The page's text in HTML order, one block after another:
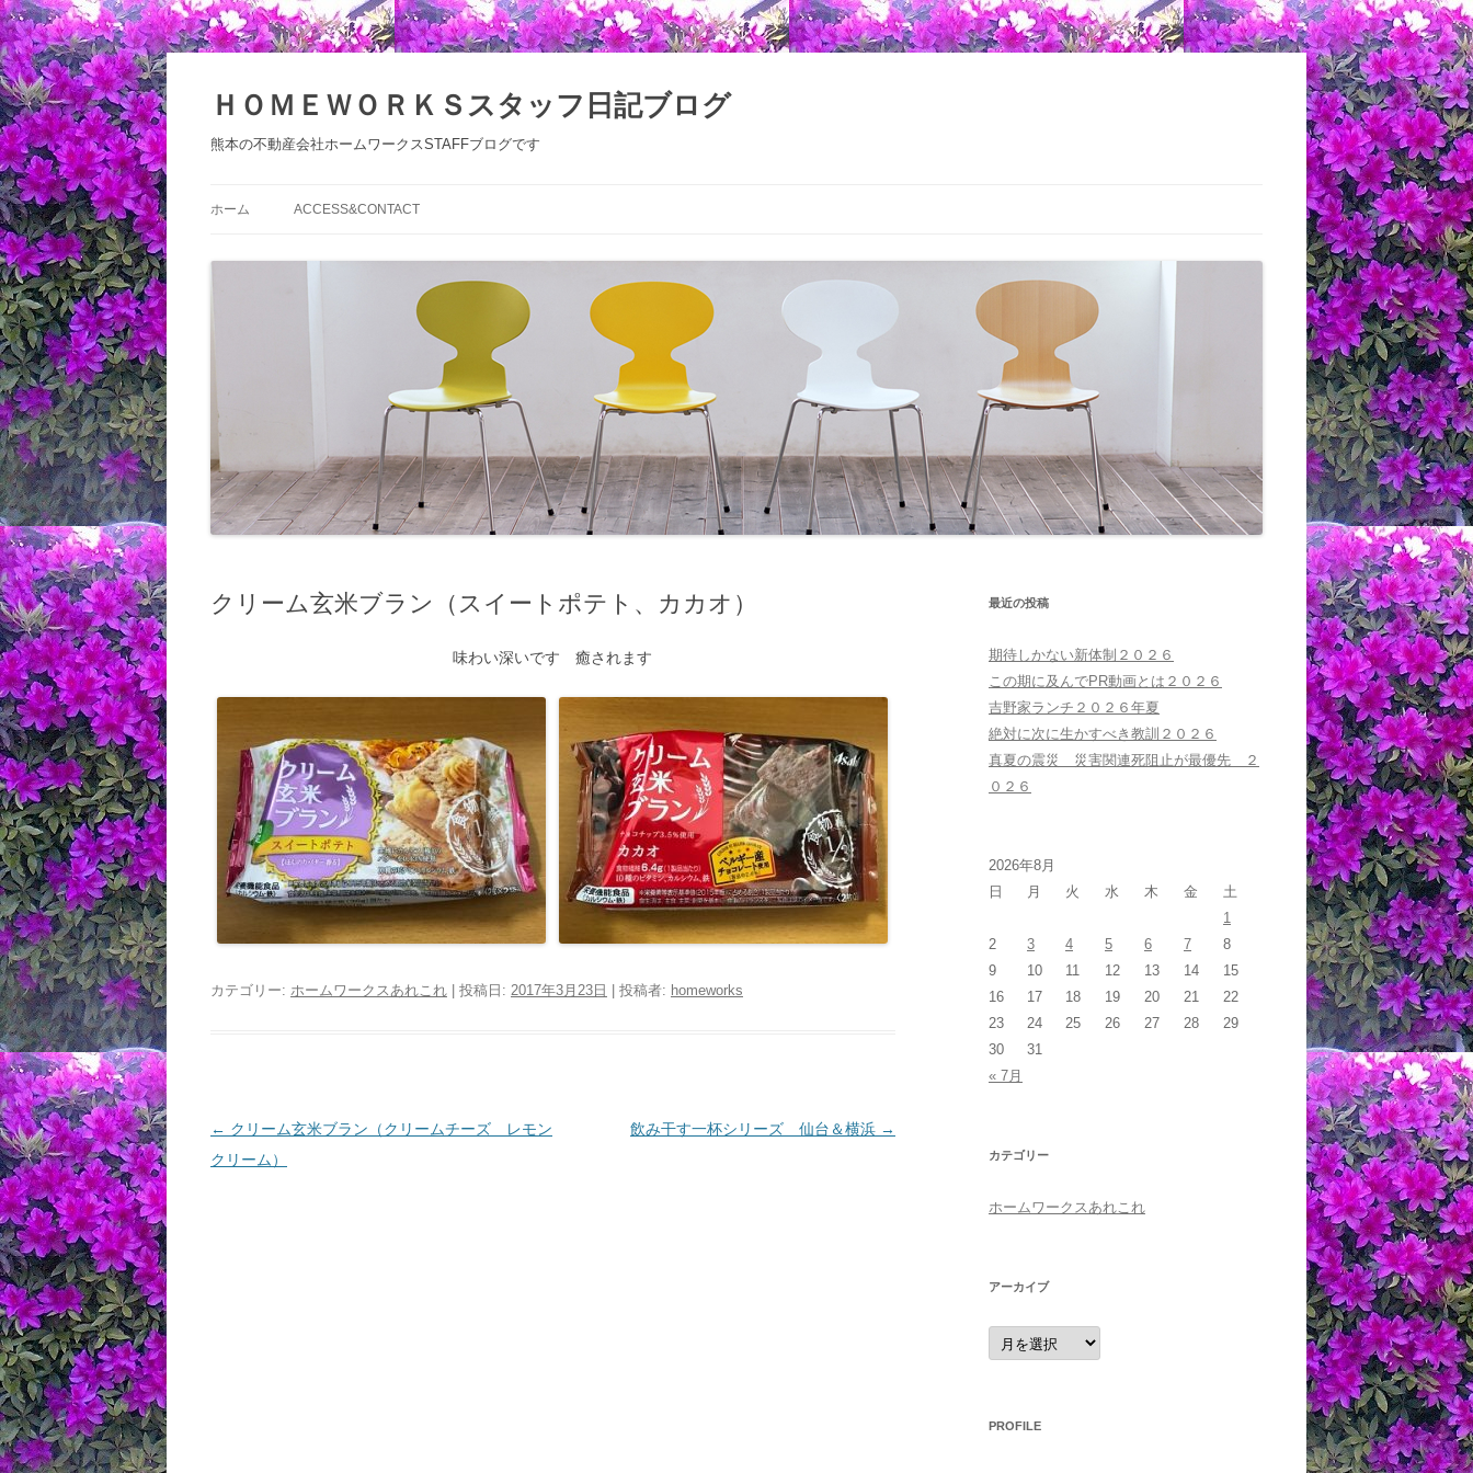
ン
ツ
へ
ス
ＨＯＭＥＷＯＲＫＳスタッフ日記ブログ
熊本の不動産会社ホームワークスSTAFFブログです
ホーム ACCESS&CONTACT
クリーム玄米ブラン（スイートポテト、カカオ）
味わい深いです 癒されます
カテゴリー: ホームワークスあれこれ | 投稿日: 2017年3月23日 投稿者: homeworks
投
稿
← クリーム玄米ブラン（クリームチーズ レモン
クリーム）
飲み干す一杯シリーズ 仙台＆横浜 →
最近の投稿
期待しかない新体制２０２６
この期に及んでPR動画とは２０２６
吉野家ランチ２０２６年夏
絶対に次に生かすべき教訓２０２６
真夏の震災 災害関連死阻止が最優先 ２
０２６
2026年8月
日
月 火 水 木 金
土
1
2
3 4 5 6 7
8
9
10 11 12 13 14
15
16
17 18 19 20 21
22
23
24 25 26 27 28
29
30
31
« 7月
カテゴリー
ホームワークスあれこれ
アーカイブ
ア
ー
カ
PROFILE